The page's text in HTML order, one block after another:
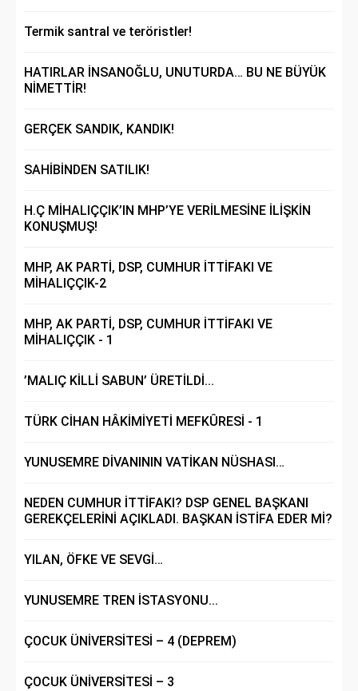
Termik santral ve teröristler!
HATIRLAR İNSANOĞLU, UNUTURDA… BU NE BÜYÜK
NİMETTİR!
GERÇEK SANDIK, KANDIK!
SAHİBİNDEN SATILIK!
H.Ç MİHALIÇÇIK’IN MHP’YE VERİLMESİNE İLİŞKİN
KONUŞMUŞ!
MHP, AK PARTİ, DSP, CUMHUR İTTİFAKI VE
MİHALIÇÇIK-2
MHP, AK PARTİ, DSP, CUMHUR İTTİFAKI VE
MİHALIÇÇIK - 1
’MALIÇ KİLLİ SABUN’ ÜRETİLDİ...
TÜRK CİHAN HÂKİMİYETİ MEFKÛRESİ - 1
YUNUSEMRE DİVANININ VATİKAN NÜSHASI…
NEDEN CUMHUR İTTİFAKI? DSP GENEL BAŞKANI
GEREKÇELERİNİ AÇIKLADI. BAŞKAN İSTİFA EDER Mİ?
YILAN, ÖFKE VE SEVGİ…
YUNUSEMRE TREN İSTASYONU...
ÇOCUK ÜNİVERSİTESİ – 4 (DEPREM)
ÇOCUK ÜNİVERSİTESİ – 3